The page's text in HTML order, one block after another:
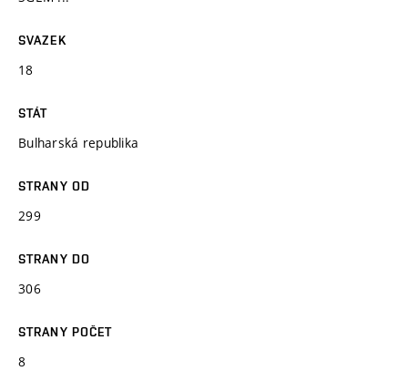
SVAZEK
18
STÁT
Bulharská republika
STRANY OD
299
STRANY DO
306
STRANY POČET
8